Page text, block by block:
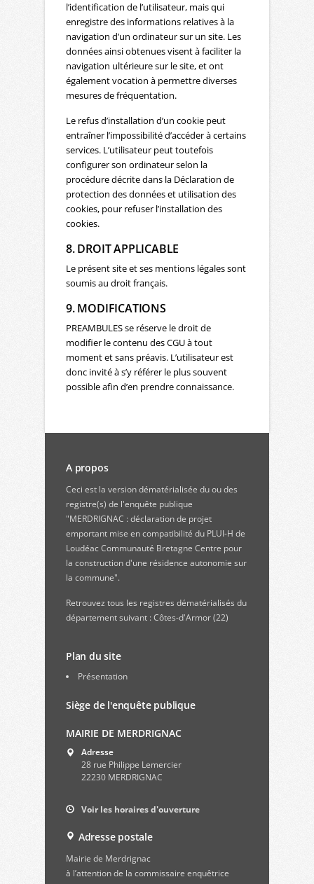
l’identification de l’utilisateur, mais qui
enregistre des informations relatives à la
navigation d’un ordinateur sur un site. Les
données ainsi obtenues visent à faciliter la
navigation ultérieure sur le site, et ont
également vocation à permettre diverses
mesures de fréquentation.
Le refus d’installation d’un cookie peut
entraîner l’impossibilité d’accéder à certains
services. L’utilisateur peut toutefois
configurer son ordinateur selon la
procédure décrite dans la Déclaration de
protection des données et utilisation des
cookies, pour refuser l’installation des
cookies.
8. DROIT APPLICABLE
Le présent site et ses mentions légales sont
soumis au droit français.
9. MODIFICATIONS
PREAMBULES se réserve le droit de
modifier le contenu des CGU à tout
moment et sans préavis. L’utilisateur est
donc invité à s’y référer le plus souvent
possible afin d’en prendre connaissance.
A propos
Ceci est la version dématérialisée du ou des
registre(s) de l'enquête publique
"MERDRIGNAC : déclaration de projet
emportant mise en compatibilité du PLUI-H de
Loudéac Communauté Bretagne Centre pour
la construction d'une résidence autonomie sur
la commune".
Retrouvez tous les registres dématérialisés du
département suivant : Côtes-d'Armor (22)
Plan du site
Présentation
Siège de l'enquête publique
MAIRIE DE MERDRIGNAC
Adresse
28 rue Philippe Lemercier
22230 MERDRIGNAC
Voir les horaires d'ouverture
Adresse postale
Mairie de Merdrignac
à l’attention de la commissaire enquêtrice